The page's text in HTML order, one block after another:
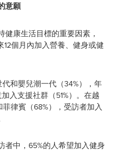
意願
康生活目標的重要因素，
個月內加入營養、健身或健
和嬰兒潮一代（34%），年
入支援社群（51%）。在越
律賓（68%），受訪者加入
者中，65%的人希望加入健身